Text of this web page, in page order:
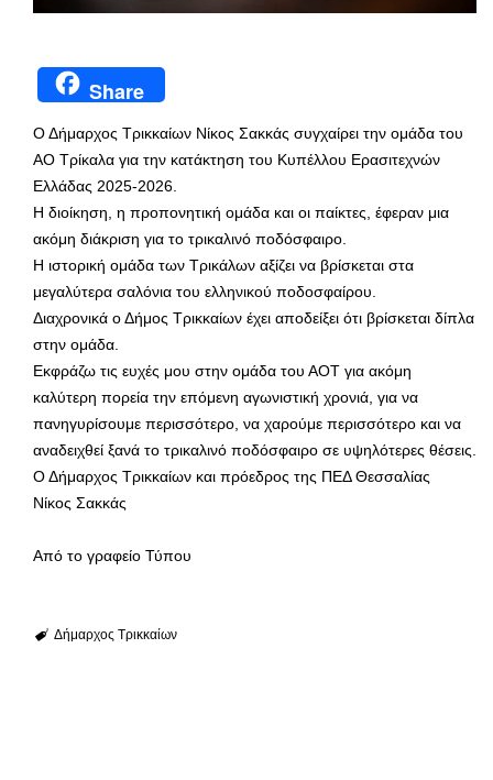
Share
Ο Δήμαρχος Τρικκαίων Νίκος Σακκάς συγχαίρει την ομάδα του
ΑΟ Τρίκαλα για την κατάκτηση του Κυπέλλου Ερασιτεχνών
Ελλάδας 2025-2026.
Η διοίκηση, η προπονητική ομάδα και οι παίκτες, έφεραν μια
ακόμη διάκριση για το τρικαλινό ποδόσφαιρο.
Η ιστορική ομάδα των Τρικάλων αξίζει να βρίσκεται στα
μεγαλύτερα σαλόνια του ελληνικού ποδοσφαίρου.
Διαχρονικά ο Δήμος Τρικκαίων έχει αποδείξει ότι βρίσκεται δίπλα
στην ομάδα.
Εκφράζω τις ευχές μου στην ομάδα του ΑΟΤ για ακόμη
καλύτερη πορεία την επόμενη αγωνιστική χρονιά, για να
πανηγυρίσουμε περισσότερο, να χαρούμε περισσότερο και να
αναδειχθεί ξανά το τρικαλινό ποδόσφαιρο σε υψηλότερες θέσεις.
Ο Δήμαρχος Τρικκαίων και πρόεδρος της ΠΕΔ Θεσσαλίας
Νίκος Σακκάς
Από το γραφείο Τύπου
Δήμαρχος Τρικκαίων